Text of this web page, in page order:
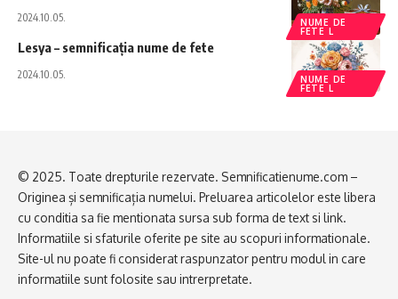
NUME DE
FETE L
2024.10.05.
NUME DE
FETE L
Lesya – semnificația nume de fete
2024.10.05.
© 2025. Toate drepturile rezervate. Semnificatienume.com –
Originea și semnificația numelui. Preluarea articolelor este libera
cu conditia sa fie mentionata sursa sub forma de text si link.
Informatiile si sfaturile oferite pe site au scopuri informationale.
Site-ul nu poate fi considerat raspunzator pentru modul in care
informatiile sunt folosite sau intrerpretate.